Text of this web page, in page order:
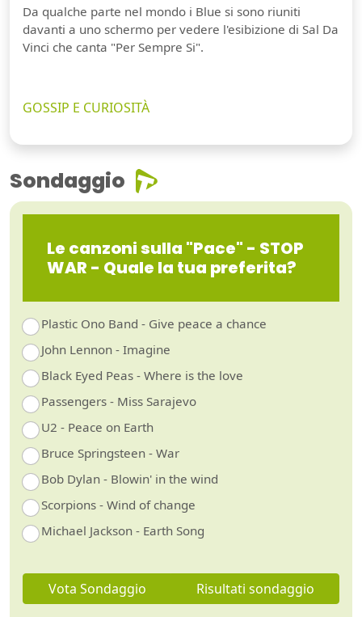
Da qualche parte nel mondo i Blue si sono riuniti
davanti a uno schermo per vedere l'esibizione di Sal Da
Vinci che canta "Per Sempre Si".
GOSSIP E CURIOSITÀ
Sondaggio
Le canzoni sulla "Pace" - STOP
WAR - Quale la tua preferita?
Plastic Ono Band - Give peace a chance
John Lennon - Imagine
Black Eyed Peas - Where is the love
Passengers - Miss Sarajevo
U2 - Peace on Earth
Bruce Springsteen - War
Bob Dylan - Blowin' in the wind
Scorpions - Wind of change
Michael Jackson - Earth Song
Vota Sondaggio Risultati sondaggio